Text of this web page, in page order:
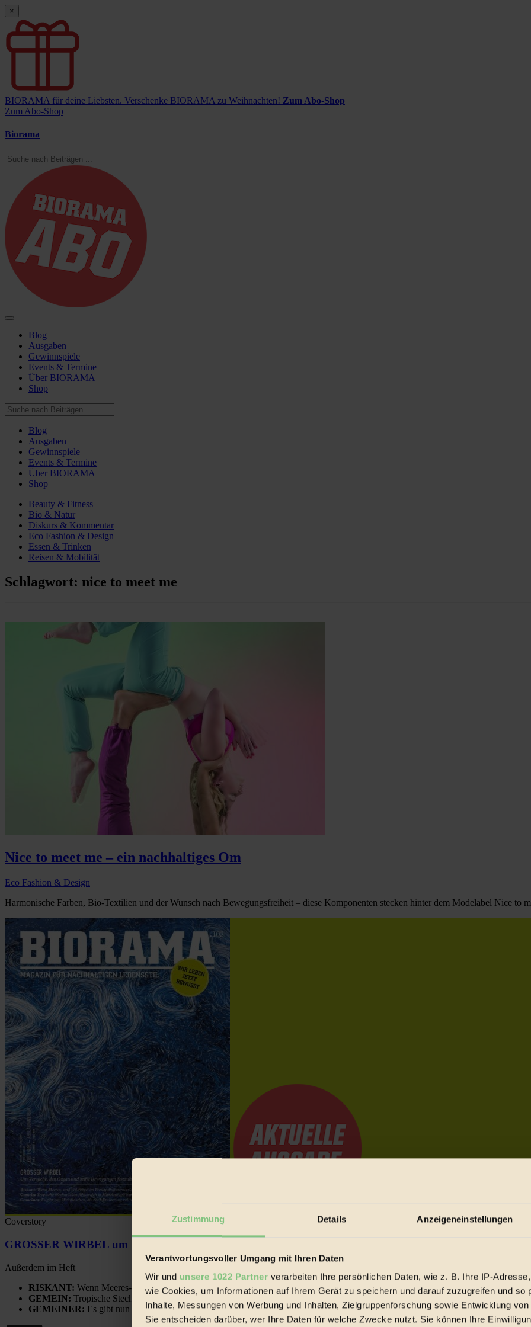
Zustimmung Details Anzeigeneinstellungen
Verantwortungsvoller Umgang mit Ihren Daten
Wir und unsere 1022 Partner verarbeiten Ihre persönlichen Daten, wie z. B. Ihre IP-
wie Cookies, um Informationen auf Ihrem Gerät zu speichern und darauf zuzugreifen und so
Inhalte, Messungen von Werbung und Inhalten, Zielgruppenforschung sowie Entwicklung
Sie entscheiden darüber, wer Ihre Daten für welche Zwecke nutzt. Sie können Ihre
×
BIORAMA für deine Liebsten. Verschenke BIORAMA zu Weihnachten! Zum Abo-Shop
Zum Abo-Shop
Biorama
Blog
Ausgaben
Gewinnspiele
Events & Termine
Über BIORAMA
Shop
Blog
Ausgaben
Gewinnspiele
Events & Termine
Über BIORAMA
Shop
Beauty & Fitness
Bio & Natur
Diskurs & Kommentar
Eco Fashion & Design
Essen & Trinken
Reisen & Mobilität
Schlagwort: nice to meet me
Nice to meet me – ein nachhaltiges Om
Eco Fashion & Design
Harmonische Farben, Bio-Textilien und der Wunsch nach Bewegungsfreiheit – diese Komponenten stecken hinter dem Modelabel Nice to
Coverstory
GROSSER WIRBEL um Versuche, den Ozean und seine Bewegungen festzuhalten.
Außerdem im Heft
RISKANT: Wenn Meeres- und Wildvögel im Freilandhühnerbetrieb vorbeischauen.
GEMEIN: Tropische Stechmücken fühlen sich in Mitteleuropa inziwschen oft zu Hause.
GEMEINER: Es gibt nun Weinflaschen, die nach Entleerung voll wieder zu dir zurückkommen.